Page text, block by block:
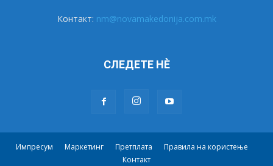
Контакт: nm@novamakedonija.com.mk
СЛЕДЕТЕ НÈ
Импресум Маркетинг Претплата
Правила на користење
Контакт